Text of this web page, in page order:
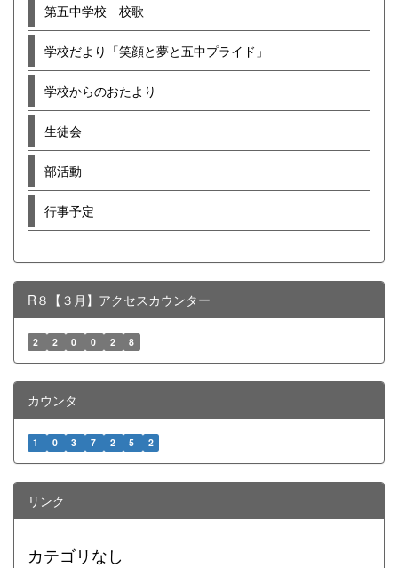
第五中学校 校歌
学校だより「笑顔と夢と五中プライド」
学校からのおたより
生徒会
部活動
行事予定
R８【３月】アクセスカウンター
2 2 0 0 2 8
カウンタ
1 0 3 7 2 5 2
リンク
カテゴリなし